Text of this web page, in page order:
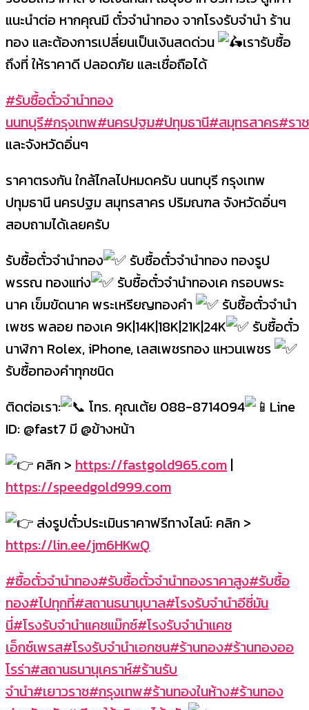
แนะนำต่อ หากคุณมี ตั๋วจำนำทอง จากโรงรับจำนำ ร้าน
ทอง และต้องการเปลี่ยนเป็นเงินสดด่วน
เรารับซื้อ
ถึงที่ ให้ราคาดี ปลอดภัย และเชื่อถือได้
#รับซื้อตั๋วจำนำทอง
นนทบุรี#กรุงเทพ#นครปฐม#ปทุมธานี#สมุทรสาคร#รา
และจังหวัดอิ่นๆ
ราคาตรงกัน ใกล้ไกลไปหมดครับ นนทบุรี กรุงเทพ
ปทุมธานี นครปฐม สมุทรสาคร ปริมณฑล จังหวัดอิ่นๆ
สอบถามได้เลยครับ
รับซื้อตั๋วจำนำทอง
รับซื้อตั๋วจำนำทอง ทองรูป
พรรณ ทองแท่ง
รับซื้อตั๋วจำนำทองเค กรอบพระ
นาค เข็มขัดนาค พระเหรียญทองคำ
รับซื้อตั๋วจำนำ
เพชร พลอย ทองเค 9K|14K|18K|21K|24K
รับซื้อตั๋ว
นาฬิกา Rolex, iPhone, เลสเพชรทอง แหวนเพชร
รับซื้อทองคำทุกชนิด
ติดต่อเรา:
โทร. คุณเต้ย 088-8714094
Line
ID: @fast7 มี @ข้างหน้า
คลิก > https://fastgold965.com |
https://speedgold999.com
ส่งรูปตั๋วประเมินราคาฟรีทางไลน์: คลิก >
https://lin.ee/jm6HKwQ
#ซื้อตั๋วจำนำทอง#รับซื้อตั๋วจำนำทองราคาสูง#รับซื้อ
ทอง#ไปทุกที่#สถานธนานุบาล#โรงรับจำนำอีซี่มัน
นี่#โรงรับจำนำแคชแม๊กซ์#โรงรับจำนำแคช
เอ็กซ์เพรส#โรงรับจำนำเอกชน#ร้านทอง#ร้านทองออ
โรร่า#สถานธนานุเคราห์#ร้านรับ
จำนำ#เยาวราช#กรุงเทพ#ร้านทองในห้าง#ร้านทอง